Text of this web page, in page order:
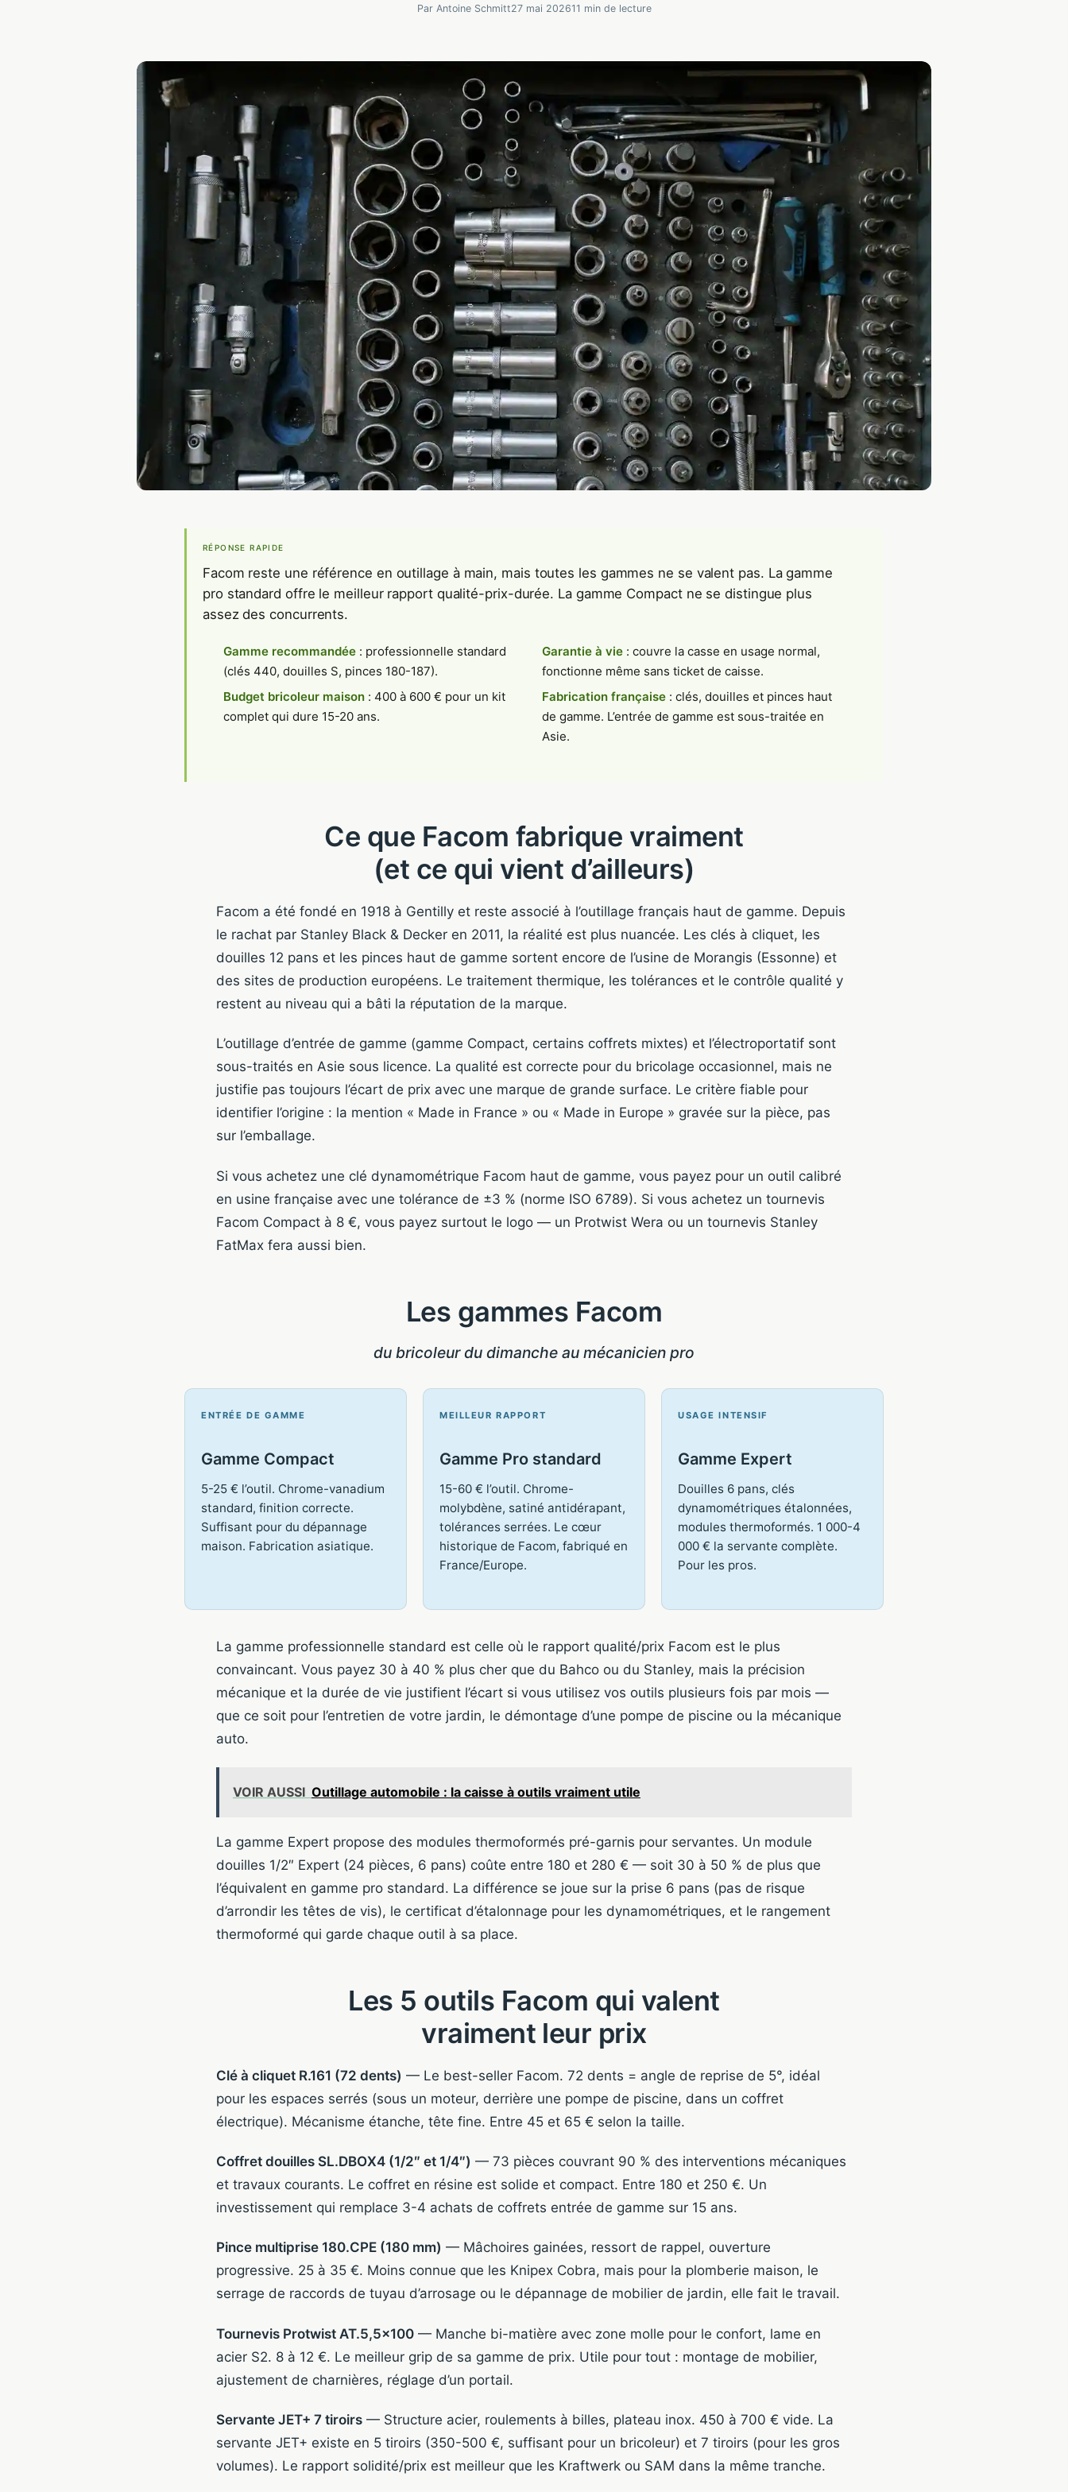
Par Antoine Schmitt27 mai 202611 min de lecture
RÉPONSE RAPIDE
Facom reste une référence en outillage à main, mais toutes les gammes ne se valent pas. La gamme
pro standard offre le meilleur rapport qualité-prix-durée. La gamme Compact ne se distingue plus
assez des concurrents.
Gamme recommandée: professionnelle standard
(clés 440, douilles S, pinces 180-187).
Budget bricoleur maison: 400 à 600 € pour un kit
complet qui dure 15-20 ans.
Garantie à vie: couvre la casse en usage normal,
fonctionne même sans ticket de caisse.
Fabrication française: clés, douilles et pinces haut
de gamme. L’entrée de gamme est sous-traitée en
Asie.
Ce que Facom fabrique vraiment
(et ce qui vient d’ailleurs)
Facom a été fondé en 1918 à Gentilly et reste associé à l’outillage français haut de gamme. Depuis
le rachat par Stanley Black & Decker en 2011, la réalité est plus nuancée. Les clés à cliquet, les
douilles 12 pans et les pinces haut de gamme sortent encore de l’usine de Morangis (Essonne) et
des sites de production européens. Le traitement thermique, les tolérances et le contrôle qualité y
restent au niveau qui a bâti la réputation de la marque.
L’outillage d’entrée de gamme (gamme Compact, certains coffrets mixtes) et l’électroportatif sont
sous-traités en Asie sous licence. La qualité est correcte pour du bricolage occasionnel, mais ne
justifie pas toujours l’écart de prix avec une marque de grande surface. Le critère fiable pour
identifier l’origine : la mention « Made in France » ou « Made in Europe » gravée sur la pièce, pas
sur l’emballage.
Si vous achetez une clé dynamométrique Facom haut de gamme, vous payez pour un outil calibré
en usine française avec une tolérance de ±3 % (norme ISO 6789). Si vous achetez un tournevis
Facom Compact à 8 €, vous payez surtout le logo — un Protwist Wera ou un tournevis Stanley
FatMax fera aussi bien.
Les gammes Facom
du bricoleur du dimanche au mécanicien pro
ENTRÉE DE GAMME
Gamme Compact
5-25 € l’outil. Chrome-vanadium
standard, finition correcte.
Suffisant pour du dépannage
maison. Fabrication asiatique.
MEILLEUR RAPPORT
Gamme Pro standard
15-60 € l’outil. Chrome-
molybdène, satiné antidérapant,
tolérances serrées. Le cœur
historique de Facom, fabriqué en
France/Europe.
USAGE INTENSIF
Gamme Expert
Douilles 6 pans, clés
dynamométriques étalonnées,
modules thermoformés. 1 000-4
000 € la servante complète.
Pour les pros.
La gamme professionnelle standard est celle où le rapport qualité/prix Facom est le plus
convaincant. Vous payez 30 à 40 % plus cher que du Bahco ou du Stanley, mais la précision
mécanique et la durée de vie justifient l’écart si vous utilisez vos outils plusieurs fois par mois —
que ce soit pour l’entretien de votre jardin, le démontage d’une pompe de piscine ou la mécanique
auto.
VOIR AUSSI Outillage automobile : la caisse à outils vraiment utile
La gamme Expert propose des modules thermoformés pré-garnis pour servantes. Un module
douilles 1/2″ Expert (24 pièces, 6 pans) coûte entre 180 et 280 € — soit 30 à 50 % de plus que
l’équivalent en gamme pro standard. La différence se joue sur la prise 6 pans (pas de risque
d’arrondir les têtes de vis), le certificat d’étalonnage pour les dynamométriques, et le rangement
thermoformé qui garde chaque outil à sa place.
Les 5 outils Facom qui valent
vraiment leur prix
Clé à cliquet R.161 (72 dents) — Le best-seller Facom. 72 dents = angle de reprise de 5°, idéal
pour les espaces serrés (sous un moteur, derrière une pompe de piscine, dans un coffret
électrique). Mécanisme étanche, tête fine. Entre 45 et 65 € selon la taille.
Coffret douilles SL.DBOX4 (1/2″ et 1/4″) — 73 pièces couvrant 90 % des interventions mécaniques
et travaux courants. Le coffret en résine est solide et compact. Entre 180 et 250 €. Un
investissement qui remplace 3-4 achats de coffrets entrée de gamme sur 15 ans.
Pince multiprise 180.CPE (180 mm) — Mâchoires gainées, ressort de rappel, ouverture
progressive. 25 à 35 €. Moins connue que les Knipex Cobra, mais pour la plomberie maison, le
serrage de raccords de tuyau d’arrosage ou le dépannage de mobilier de jardin, elle fait le travail.
Tournevis Protwist AT.5,5×100 — Manche bi-matière avec zone molle pour le confort, lame en
acier S2. 8 à 12 €. Le meilleur grip de sa gamme de prix. Utile pour tout : montage de mobilier,
ajustement de charnières, réglage d’un portail.
Servante JET+ 7 tiroirs — Structure acier, roulements à billes, plateau inox. 450 à 700 € vide. La
servante JET+ existe en 5 tiroirs (350-500 €, suffisant pour un bricoleur) et 7 tiroirs (pour les gros
volumes). Le rapport solidité/prix est meilleur que les Kraftwerk ou SAM dans la même tranche.